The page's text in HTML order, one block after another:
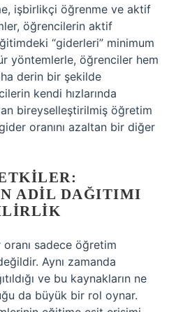
işbirlikçi öğrenme ve aktif
öğrencilerin aktif
“giderleri” minimum
yöntemlerle, öğrenciler hem
derin bir şekilde
kendi hızlarında
bireyselleştirilmiş öğretim
oranını azaltan bir diğer
ADIL DAĞITIMI
sadece öğretim
Aynı zamanda
ve bu kaynakların ne
da büyük bir rol oynar.